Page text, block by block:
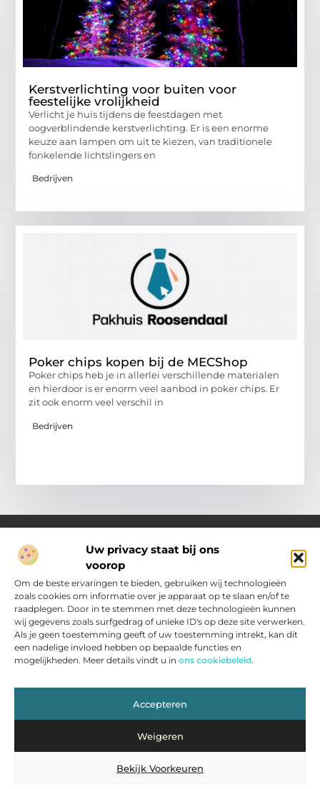
Uw privacy staat bij ons
voorop
Om de beste ervaringen te bieden, gebruiken wij technologieën
zoals cookies om informatie over je apparaat op te slaan en/of te
raadplegen. Door in te stemmen met deze technologieën kunnen
wij gegevens zoals surfgedrag of unieke ID's op deze site verwerken.
Als je geen toestemming geeft of uw toestemming intrekt, kan dit
een nadelige invloed hebben op bepaalde functies en
mogelijkheden. Meer details vindt u in ons cookiebeleid.
Accepteren
Weigeren
Bekijk Voorkeuren
Kerstverlichting voor buiten voor
feestelijke vrolijkheid
Verlicht je huis tijdens de feestdagen met
oogverblindende kerstverlichting. Er is een enorme
keuze aan lampen om uit te kiezen, van traditionele
fonkelende lichtslingers en
Bedrijven
Poker chips kopen bij de MECShop
Poker chips heb je in allerlei verschillende materialen
en hierdoor is er enorm veel aanbod in poker chips. Er
zit ook enorm veel verschil in
Bedrijven
Over Pakhuisroosendaal.nl
Jouw gids voor inspiratie en tips uit het dagelijks leven.
Ontdek een brede verzameling blogs en artikelen die je helpen
om het meeste uit elke dag te halen, met praktische adviezen
en verrassende inzichten.
Main Links
Bericht categorie